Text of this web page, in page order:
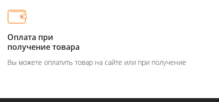
Оплата при
получение товара
Вы можете оплатить товар на сайте или при получение